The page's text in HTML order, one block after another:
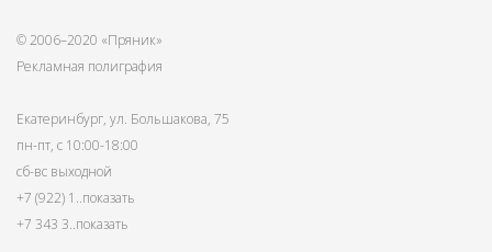
© 2006–2020 «Пряник»
Рекламная полиграфия
Екатеринбург, ул. Большакова, 75
пн-пт, с 10:00-18:00
сб-вс выходной
+7 (922) 1 ..показать
+7 343 3..показать